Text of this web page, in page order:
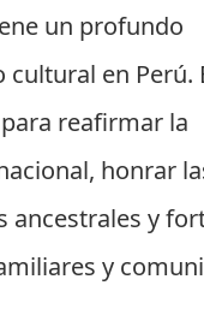
un profundo
cultural en Perú.
reafirmar la
honrar
ancestrales y
y